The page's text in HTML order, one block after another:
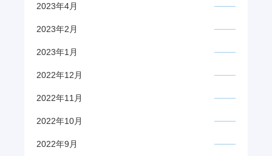
2023年4月
2023年2月
2023年1月
2022年12月
2022年11月
2022年10月
2022年9月